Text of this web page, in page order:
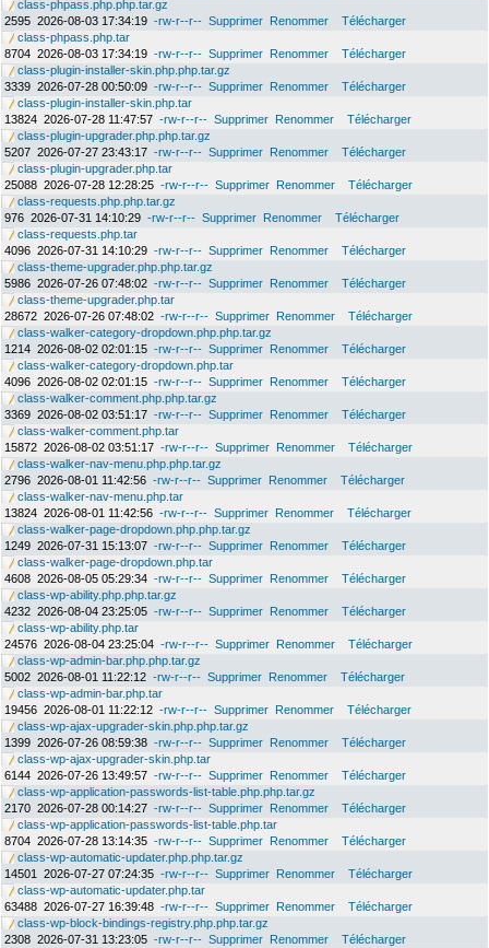
class-phpass.php.php.tar.gz
2595 2026-08-03 17:34:19 -rw-r--r-- Supprimer Renommer
Télécharger
class-phpass.php.tar
8704 2026-08-03 17:34:19 -rw-r--r-- Supprimer Renommer
Télécharger
class-plugin-installer-skin.php.php.tar.gz
3339 2026-07-28 00:50:09 -rw-r--r-- Supprimer Renommer
Télécharger
class-plugin-installer-skin.php.tar
13824 2026-07-28 11:47:57 -rw-r--r-- Supprimer Renommer
Télécharger
class-plugin-upgrader.php.php.tar.gz
5207 2026-07-27 23:43:17 -rw-r--r-- Supprimer Renommer
Télécharger
class-plugin-upgrader.php.tar
25088 2026-07-28 12:28:25 -rw-r--r-- Supprimer Renommer
Télécharger
class-requests.php.php.tar.gz
976 2026-07-31 14:10:29 -rw-r--r-- Supprimer Renommer
Télécharger
class-requests.php.tar
4096 2026-07-31 14:10:29 -rw-r--r-- Supprimer Renommer
Télécharger
class-theme-upgrader.php.php.tar.gz
5986 2026-07-26 07:48:02 -rw-r--r-- Supprimer Renommer
Télécharger
class-theme-upgrader.php.tar
28672 2026-07-26 07:48:02 -rw-r--r-- Supprimer Renommer
Télécharger
class-walker-category-dropdown.php.php.tar.gz
1214 2026-08-02 02:01:15 -rw-r--r-- Supprimer Renommer
Télécharger
class-walker-category-dropdown.php.tar
4096 2026-08-02 02:01:15 -rw-r--r-- Supprimer Renommer
Télécharger
class-walker-comment.php.php.tar.gz
3369 2026-08-02 03:51:17 -rw-r--r-- Supprimer Renommer
Télécharger
class-walker-comment.php.tar
15872 2026-08-02 03:51:17 -rw-r--r-- Supprimer Renommer
Télécharger
class-walker-nav-menu.php.php.tar.gz
2796 2026-08-01 11:42:56 -rw-r--r-- Supprimer Renommer
Télécharger
class-walker-nav-menu.php.tar
13824 2026-08-01 11:42:56 -rw-r--r-- Supprimer Renommer
Télécharger
class-walker-page-dropdown.php.php.tar.gz
1249 2026-07-31 15:13:07 -rw-r--r-- Supprimer Renommer
Télécharger
class-walker-page-dropdown.php.tar
4608 2026-08-05 05:29:34 -rw-r--r-- Supprimer Renommer
Télécharger
class-wp-ability.php.php.tar.gz
4232 2026-08-04 23:25:05 -rw-r--r-- Supprimer Renommer
Télécharger
class-wp-ability.php.tar
24576 2026-08-04 23:25:04 -rw-r--r-- Supprimer Renommer
Télécharger
class-wp-admin-bar.php.php.tar.gz
5002 2026-08-01 11:22:12 -rw-r--r-- Supprimer Renommer
Télécharger
class-wp-admin-bar.php.tar
19456 2026-08-01 11:22:12 -rw-r--r-- Supprimer Renommer
Télécharger
class-wp-ajax-upgrader-skin.php.php.tar.gz
1399 2026-07-26 08:59:38 -rw-r--r-- Supprimer Renommer
Télécharger
class-wp-ajax-upgrader-skin.php.tar
6144 2026-07-26 13:49:57 -rw-r--r-- Supprimer Renommer
Télécharger
class-wp-application-passwords-list-table.php.php.tar.gz
2170 2026-07-28 00:14:27 -rw-r--r-- Supprimer Renommer
Télécharger
class-wp-application-passwords-list-table.php.tar
8704 2026-07-28 13:14:35 -rw-r--r-- Supprimer Renommer
Télécharger
class-wp-automatic-updater.php.php.tar.gz
14501
2026-07-27 07:24:35 -rw-r--r-- Supprimer Renommer
Télécharger
class-wp-automatic-updater.php.tar
63488 2026-07-27 16:39:48 -rw-r--r-- Supprimer Renommer
Télécharger
class-wp-block-bindings-registry.php.php.tar.gz
2308 2026-07-31 13:23:05 -rw-r--r-- Supprimer Renommer
Télécharger